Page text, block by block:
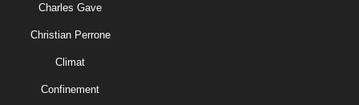
Charles Gave
Christian Perrone
Climat
Confinement